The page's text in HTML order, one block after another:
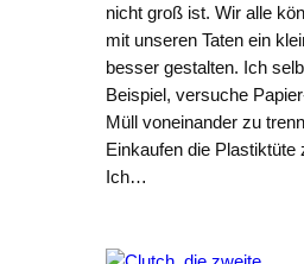
nicht groß ist. Wir alle
mit unseren Taten ein
besser gestalten. Ich
Beispiel, versuche
Müll voneinander zu
Einkaufen die Plastiktüte
Ich…